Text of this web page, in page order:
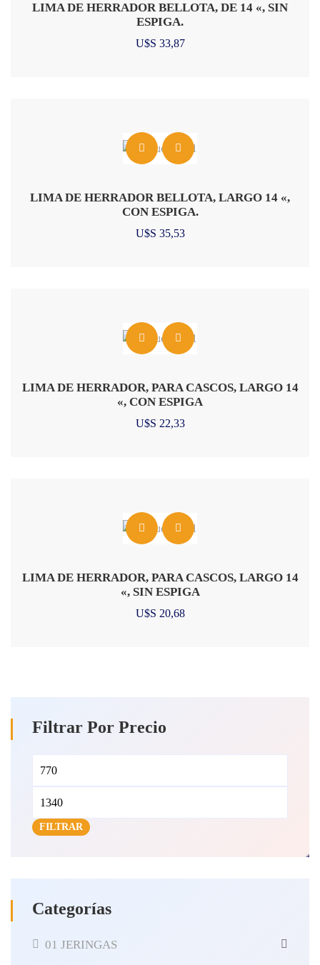
Filtrar Por Precio
Precio
mínimo
Precio
máximo
FILTRAR
Categorías
01 JERINGAS
LIMA DE HERRADOR BELLOTA, DE 14 «, SIN
ESPIGA.
U$S 33,87
LIMA DE HERRADOR BELLOTA, LARGO 14 «,
CON ESPIGA.
U$S 35,53
LIMA DE HERRADOR, PARA CASCOS, LARGO 14
«, CON ESPIGA
U$S 22,33
LIMA DE HERRADOR, PARA CASCOS, LARGO 14
«, SIN ESPIGA
U$S 20,68